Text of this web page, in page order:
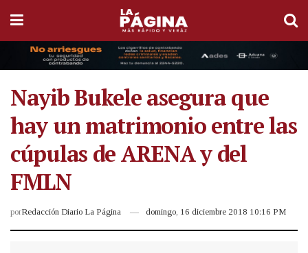
Nayib Bukele asegura que
hay un matrimonio entre las
cúpulas de ARENA y del
FMLN
porRedacción Diario La Página domingo, 16 diciembre 2018 10:16 PM